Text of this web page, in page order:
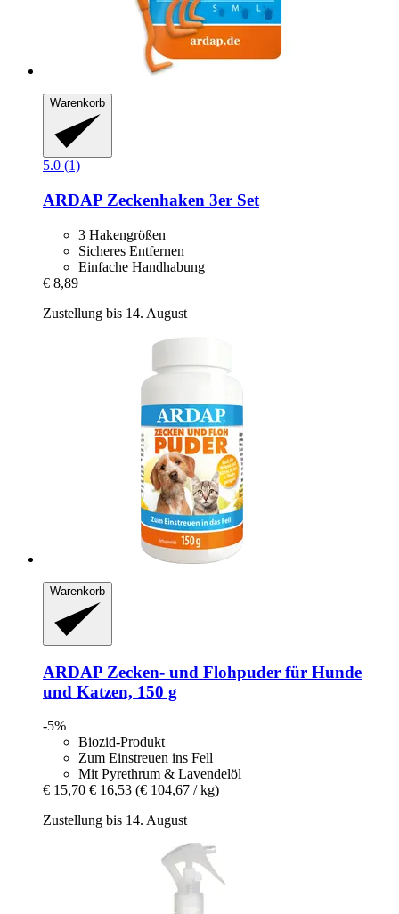
Warenkorb
5.0 (1)
ARDAP Zeckenhaken 3er Set
3 Hakengrößen
Sicheres Entfernen
Einfache Handhabung
€ 8,89
Zustellung bis 14. August
Warenkorb
ARDAP Zecken-​ und Flohpuder für Hunde
und Katzen, 150 g
-5%
Biozid-Produkt
Zum Einstreuen ins Fell
Mit Pyrethrum & Lavendelöl
€ 15,70 € 16,53 (€ 104,67 / kg)
Zustellung bis 14. August